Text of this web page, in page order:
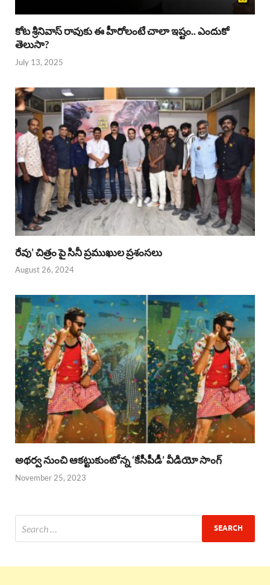
కోట శ్రీనివాస్ రావుకు ఈ హీరోలంటే చాలా ఇష్టం.. ఎందుకో
తెలుసా?
July 13, 2025
రేవు’ చిత్రం పై సినీ ప్రముఖుల ప్రశంసలు
August 26, 2024
అథర్వ నుంచి ఆకట్టుకుంటోన్న ‘కేసీపీడీ’ వీడియో సాంగ్
November 25, 2023